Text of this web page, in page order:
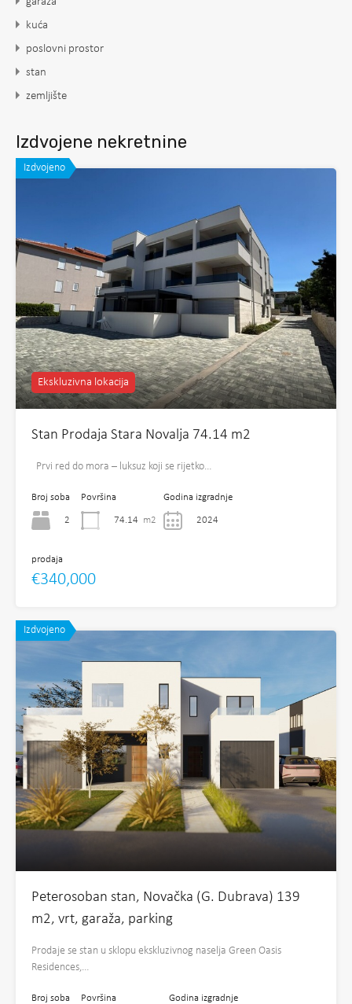
kuća
poslovni prostor
stan
zemljište
Izdvojene nekretnine
Izdvojeno
Ekskluzivna lokacija
Stan Prodaja Stara Novalja 74.14 m2
Prvi red do mora – luksuz koji se rijetko…
Broj soba
2
Površina
74.14 m2
Godina izgradnje
2024
prodaja
€340,000
Izdvojeno
Peterosoban stan, Novačka (G. Dubrava) 139
m2, vrt, garaža, parking
Prodaje se stan u sklopu ekskluzivnog naselja Green Oasis
Residences,…
Broj soba Površina Godina izgradnje